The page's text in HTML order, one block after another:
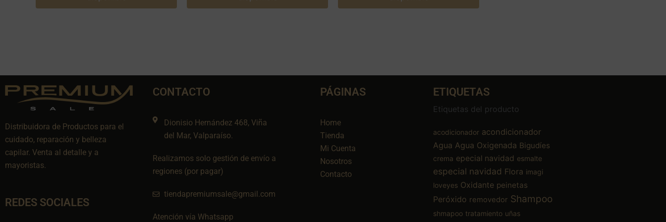
Distribuidora de Productos para el
cuidado, reparación y belleza
capilar. Venta al detalle y a
mayoristas.
REDES SOCIALES
CONTACTO
Dionisio Hernández 468, Viña
del Mar, Valparaíso.
Realizamos solo gestión de envío a
regiones (por pagar)
tiendapremiumsale@gmail.com
Atención vía Whatsapp
PÁGINAS
Home
Tienda
Mi Cuenta
Nosotros
Contacto
ETIQUETAS
Etiquetas del producto
acodicionador acondicionador
Agua Agua Oxigenada Bigudíes
crema epecial navidad esmalte
especial navidad Flora imagi
loveyes Oxidante peinetas
Peróxido removedor Shampoo
shmapoo tratamiento uñas